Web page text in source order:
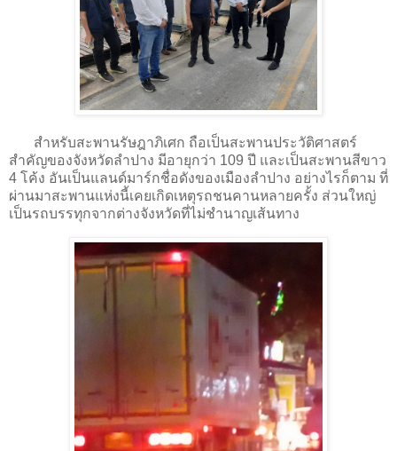
สำหรับสะพานรัษฎาภิเศก ถือเป็นสะพานประวัติศาสตร์
สำคัญของจังหวัดลำปาง มีอายุกว่า 109 ปี และเป็นสะพานสีขาว
4 โค้ง อันเป็นแลนด์มาร์กชื่อดังของเมืองลำปาง อย่างไรก็ตาม ที่
ผ่านมาสะพานแห่งนี้เคยเกิดเหตุรถชนคานหลายครั้ง ส่วนใหญ่
เป็นรถบรรทุกจากต่างจังหวัดที่ไม่ชำนาญเส้นทาง